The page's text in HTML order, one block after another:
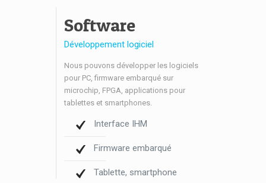
Software
Développement logiciel
Nous pouvons développer les logiciels
pour PC, firmware embarqué sur
microchip, FPGA, applications pour
tablettes et smartphones.
Interface IHM
Firmware embarqué
Tablette, smartphone